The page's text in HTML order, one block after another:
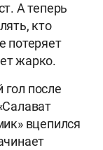
А теперь
кто
потеряет
жарко.
после
вцепился